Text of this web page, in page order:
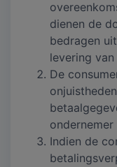
dienen de
bedragen
levering
De
Indien de